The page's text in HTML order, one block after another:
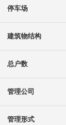
停车场
建筑物结构
总户数
管理公司
管理形式